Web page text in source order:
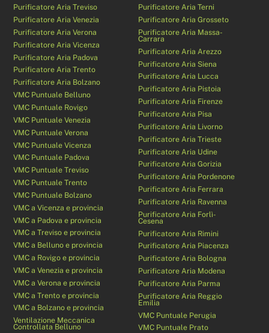
Purificatore Aria Treviso
Purificatore Aria Venezia
Purificatore Aria Verona
Purificatore Aria Vicenza
Purificatore Aria Padova
Purificatore Aria Trento
Purificatore Aria Bolzano
VMC Puntuale Belluno
VMC Puntuale Rovigo
VMC Puntuale Venezia
VMC Puntuale Verona
VMC Puntuale Vicenza
VMC Puntuale Padova
VMC Puntuale Treviso
VMC Puntuale Trento
VMC Puntuale Bolzano
VMC a Vicenza e provincia
VMC a Padova e provincia
VMC a Treviso e provincia
VMC a Belluno e provincia
VMC a Rovigo e provincia
VMC a Venezia e provincia
VMC a Verona e provincia
VMC a Trento e provincia
VMC a Bolzano e provincia
Ventilazione Meccanica
Controllata Belluno
Purificatore Aria Terni
Purificatore Aria Grosseto
Purificatore Aria Massa-
Carrara
Purificatore Aria Arezzo
Purificatore Aria Siena
Purificatore Aria Lucca
Purificatore Aria Pistoia
Purificatore Aria Firenze
Purificatore Aria Pisa
Purificatore Aria Livorno
Purificatore Aria Trieste
Purificatore Aria Udine
Purificatore Aria Gorizia
Purificatore Aria Pordenone
Purificatore Aria Ferrara
Purificatore Aria Ravenna
Purificatore Aria Forlì-
Cesena
Purificatore Aria Rimini
Purificatore Aria Piacenza
Purificatore Aria Bologna
Purificatore Aria Modena
Purificatore Aria Parma
Purificatore Aria Reggio
Emilia
VMC Puntuale Perugia
VMC Puntuale Prato